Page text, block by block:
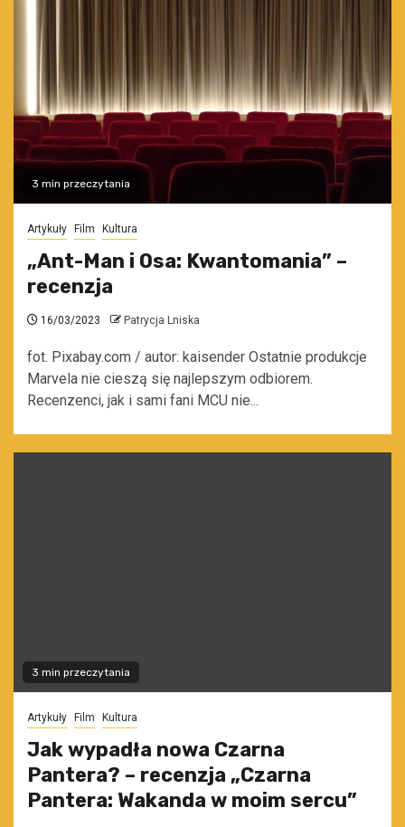
3 min przeczytania
Artykuły Film Kultura
„Ant-Man i Osa: Kwantomania” –
recenzja
16/03/2023 Patrycja Lniska
fot. Pixabay.com / autor: kaisender Ostatnie produkcje
Marvela nie cieszą się najlepszym odbiorem.
Recenzenci, jak i sami fani MCU nie...
3 min przeczytania
Artykuły Film Kultura
Jak wypadła nowa Czarna
Pantera? – recenzja „Czarna
Pantera: Wakanda w moim sercu”